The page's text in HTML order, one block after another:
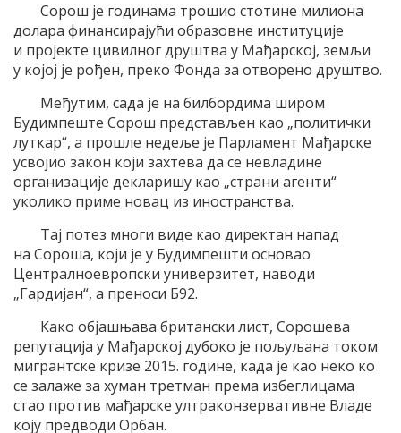
Сорош је годинама трошио стотине милиона
долара финансирајући образовне институције
и пројекте цивилног друштва у Мађарској, земљи
у којој је рођен, преко Фонда за отворено друштво.
Међутим, сада је на билбордима широм
Будимпеште Сорош представљен као „политички
луткар“, а прошле недеље је Парламент Мађарске
усвојио закон који захтева да се невладине
организације декларишу као „страни агенти“
уколико приме новац из иностранства.
Тај потез многи виде као директан напад
на Сороша, који је у Будимпешти основао
Централноевропски универзитет, наводи
„Гардијан“, а преноси Б92.
Како објашњава британски лист, Сорошева
репутација у Мађарској дубоко је пољуљана током
мигрантске кризе 2015. године, када је као неко ко
се залаже за хуман третман према избеглицама
стао против мађарске ултраконзервативне Владе
коју предводи Орбан.